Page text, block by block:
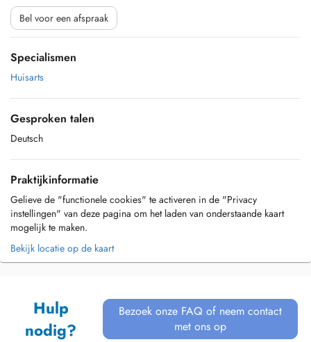
Bel voor een afspraak
Specialismen
Huisarts
Gesproken talen
Deutsch
Praktijkinformatie
Gelieve de "functionele cookies" te activeren in de "Privacy
instellingen" van deze pagina om het laden van onderstaande kaart
mogelijk te maken.
Bekijk locatie op de kaart
Hulp
nodig?
Bezoek onze FAQ of neem contact
met ons op